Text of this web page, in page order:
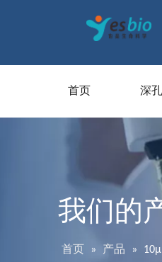
首页 深
我们的
首页 » 产品 »